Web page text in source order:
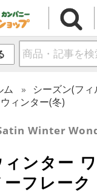
ム
シーズン(フィ
ィンター(冬)
Winter
ンター
フレーク